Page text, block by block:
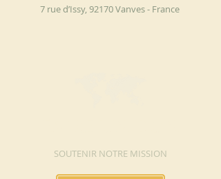
7 rue d’Issy, 92170 Vanves - France
SOUTENIR NOTRE MISSION